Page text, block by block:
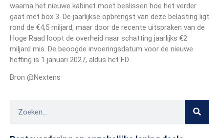
waarna het nieuwe kabinet moet beslissen hoe het verder
gaat met box 3. De jaarlijkse opbrengst van deze belasting ligt
rond de €4,5 miljard, maar door de recente uitspraken van de
Hoge Raad loopt de overheid naar schatting jaarlijks €2
miljard mis. De beoogde invoeringsdatum voor de nieuwe
heffing is 1 januari 2027, aldus het FD.
Bron @Nextens